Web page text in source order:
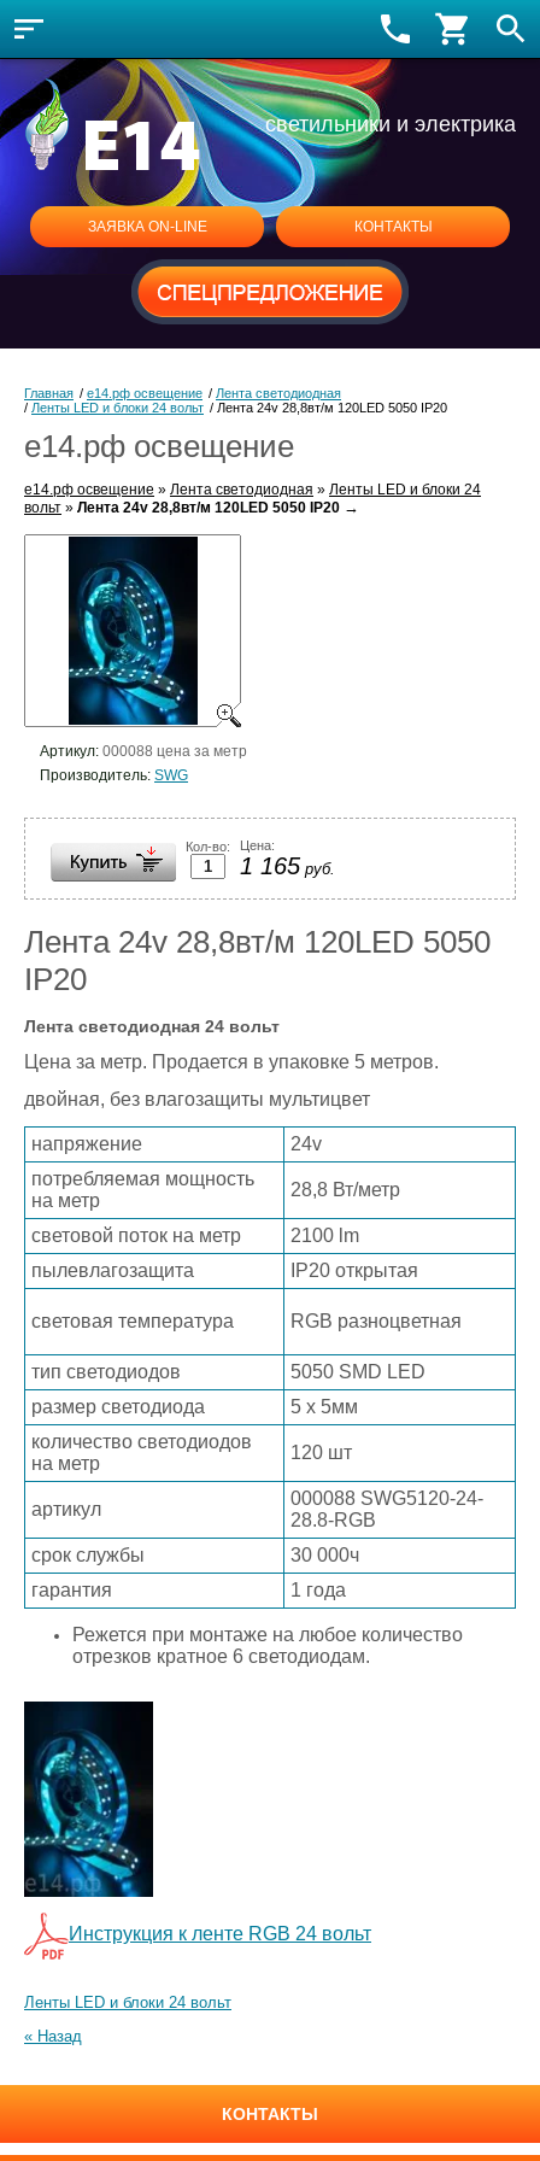
светильники и электрика
ЗАЯВКА ON-LINE КОНТАКТЫ
Главная / е14.рф освещение / Лента светодиодная
/ Ленты LED и блоки 24 вольт / Лента 24v 28,8вт/м 120LED 5050 IP20
е14.рф освещение
е14.рф освещение » Лента светодиодная » Ленты LED и блоки 24
вольт » Лента 24v 28,8вт/м 120LED 5050 IP20 →
Артикул: 000088 цена за метр
Производитель: SWG
Кол-во: Цена:
1 165 руб.
Лента 24v 28,8вт/м 120LED 5050
IP20
Лента светодиодная 24 вольт
Цена за метр. Продается в упаковке 5 метров.
двойная, без влагозащиты мультицвет
напряжение
24v
потребляемая мощность
на метр
28,8 Вт/метр
световой поток на метр
2100 lm
пылевлагозащита
IP20 открытая
световая температура RGB разноцветная
тип светодиодов
5050 SMD LED
размер светодиода
5 х 5мм
количество светодиодов
на метр
120 шт
артикул
000088 SWG5120-24-
28.8-RGB
срок службы
30 000ч
гарантия
1 года
Режется при монтаже на любое количество
отрезков кратное 6 светодиодам.
Инструкция к ленте RGB 24 вольт
Ленты LED и блоки 24 вольт
« Назад
КОНТАКТЫ